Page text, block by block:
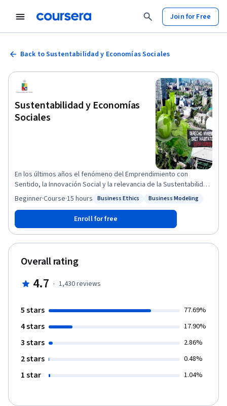
Join for Free
Back to Sustentabilidad y Economías Sociales
Sustentabilidad y Economías
Sociales
En los últimos años el fenómeno del Emprendimiento con
Sentido, la Innovación Social y la relevancia de la Sustentabilidad
dan cuenta de la imperiosa necesidad de modernizar los
esquemas de gestión de empresas y adaptarlos a una realidad
cambiante, modificando paradigmas hacia las nuevas economías
enfocadas en un desarrollo sustentable. Este curso presenta y
explica el conjunto de alternativas y expresiones que forman
parte de esta denominada “Economía Social y Solidaria”, que
incluyen el Comercio Justo, las Empresas Sociales, Empresas B,
la Economía del Bien Común, el Cooperativismo, la Economía
Socio -Ecológicos, en que se comparten valores y criterios
impactos sociales, ambientales y económicos en los entornos
Business Ethics
Status: Business Modeling
Business Modeling
Beginner·Course·15 hours
Enroll for free
Overall rating
4.7 · 1,430reviews
5 stars 77.69%
4 stars 17.90%
3 stars 2.86%
2 stars 0.48%
1 star 1.04%